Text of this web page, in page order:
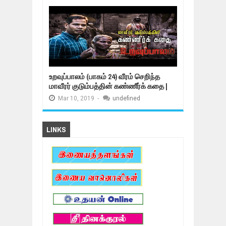
உறவுப்பாலம் (பாகம் 24) வீரம் செறிந்த
மாவீரர் குடும்பத்தின் கண்ணீர்க் கதை |
Mar 10, 2019 - undefined
LINKS